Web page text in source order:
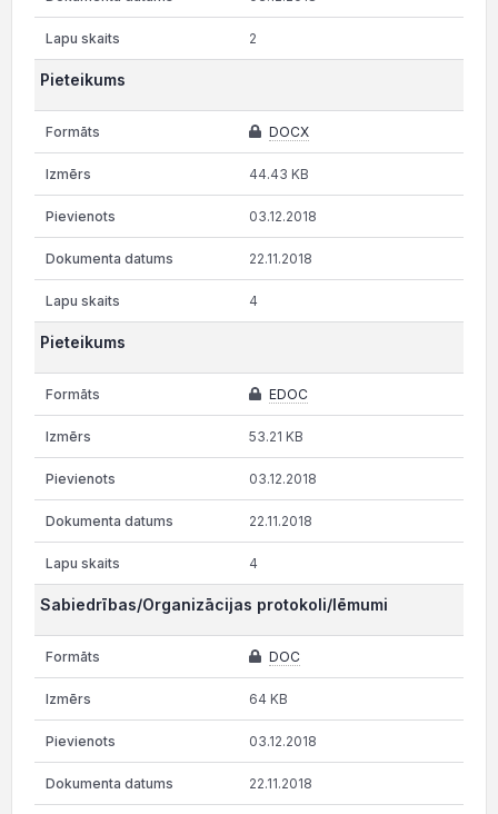
2
Pieteikums
DOCX
44.43 KB
03.12.2018
22.11.2018
4
Pieteikums
EDOC
53.21 KB
03.12.2018
22.11.2018
4
Sabiedrības/Organizācijas protokoli/lēmumi
DOC
64 KB
03.12.2018
22.11.2018